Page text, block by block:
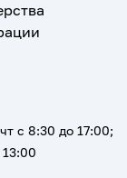
с 8:30 до 17:00;